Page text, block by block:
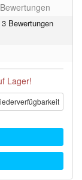
Lager!